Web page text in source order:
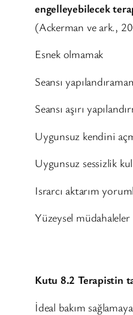
engelleyebilecek
(Ackerman ve ark.,
Esnek olmamak
Seansı
Seansı aşırı
Uygunsuz kendini
Uygunsuz sessizlik
Israrcı aktarım
Yüzeysel müdahaleler
Kutu 8.2 Terapistin
İdeal bakım